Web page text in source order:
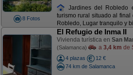
8 Fotos
Jardines del Robledo
turismo rural situado al
Robledo, Lugar tranquilo y
El Refugio de Inma II
Vivienda turística en San
(Salamanca) a 3,4 km de
4 plazas
12 €
74 km de Salamanca